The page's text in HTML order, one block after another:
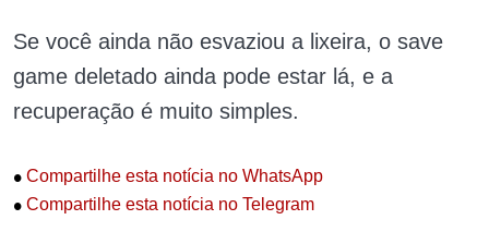
Se você ainda não esvaziou a lixeira, o save
game deletado ainda pode estar lá, e a
recuperação é muito simples.
• Compartilhe esta notícia no WhatsApp
• Compartilhe esta notícia no Telegram